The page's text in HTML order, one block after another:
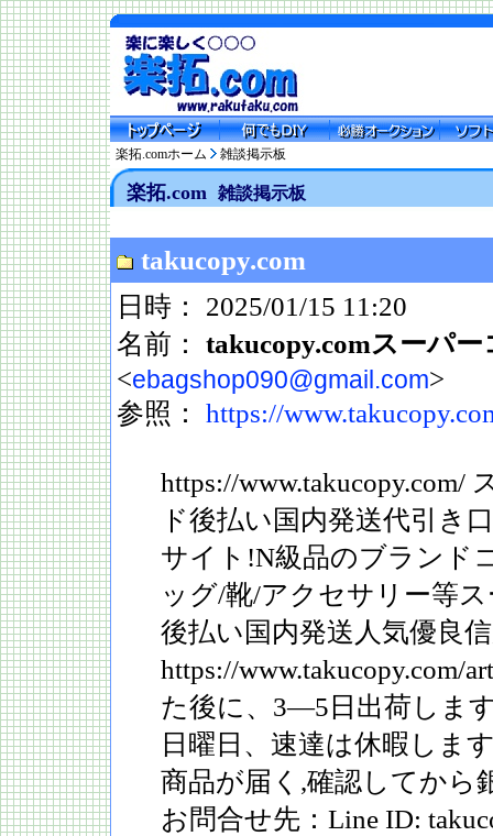
楽拓.comホーム 雑談掲示板
楽拓.com 雑談掲示板
takucopy.com
日時： 2025/01/15 11:20
名前： takucopy.comスーパ
<ebagshop090@gmail.com>
参照： https://
https://www.takucopy.com/
ド後払い国内発送代引き
サイト!N級品のブランド
ッグ/靴/アクセサリー等
後払い国内発送人気優良
https://www.takucopy.com/
た後に、3―5日出荷しま
日曜日、速達は休暇しま
商品が届く,確認してから
お問合せ先：Line ID: